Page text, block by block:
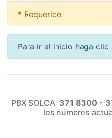
* Requerido
Para ir al inicio haga clic
PBX SOLCA: 371 8300 -
los números